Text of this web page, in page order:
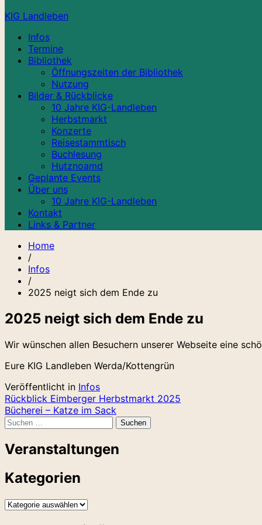
KIG Landleben
Infos
Termine
Bibliothek
Öffnungszeiten der Bibliothek
Nutzung
Bilder & Rückblicke
10 Jahre KIG-Landleben
Herbstmarkt
Konzerte
Reisestammtisch
Buchlesung
Hutznoamd
Geplante Events
Über uns
10 Jahre KIG-Landleben
Kontakt
Links & Partner
Home
/
Infos
/
2025 neigt sich dem Ende zu
2025 neigt sich dem Ende zu
Wir wünschen allen Besuchern unserer Webseite eine
Eure KIG Landleben Werda/Kottengrün
Veröffentlicht in Infos
Beitragsnavigation
Rückblick Eimberger Herbstmarkt 2025
Bücherei – Katze im Sack
Suchen
Veranstaltungen
Kategorien
Kategorien